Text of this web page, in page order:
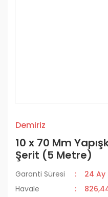
Demiriz
10 x 70 Mm
Şerit (5 Metre)
Garanti Süresi
24 Ay
Havale